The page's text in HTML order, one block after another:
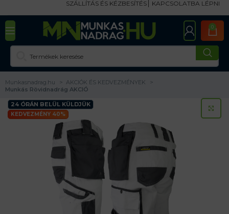
SZÁLLÍTÁS ÉS KÉZBESÍTÉS KAPCSOLATBA LÉPNI
0
Munkasnadrag.hu
AKCIÓK ÉS KEDVEZMÉNYEK
Munkás Rövidnadrág AKCIÓ
24 ÓRÁN BELÜL KÜLDJÜK
KEDVEZMÉNY 40%